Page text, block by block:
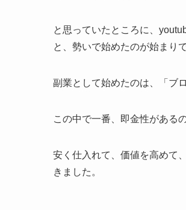
と思っていたところに、
と、勢いで始めたのが始まりで
副業として始めたのは、「ブ
この中で一番、即金性がある
安く仕入れて、価値を高めて
きました。